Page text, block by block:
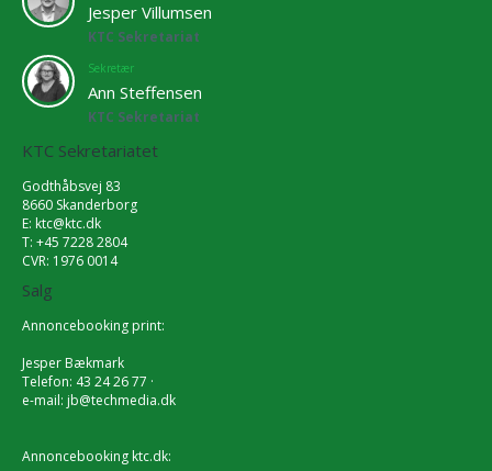
Jesper Villumsen
KTC Sekretariat
Sekretær
Ann Steffensen
KTC Sekretariat
KTC Sekretariatet
Godthåbsvej 83
8660 Skanderborg
E: ktc@ktc.dk
T: +45 7228 2804
CVR: 1976 0014
Salg
Annoncebooking print:
Jesper Bækmark
Telefon: 43 24 26 77 ·
e-mail: jb@techmedia.dk
Annoncebooking ktc.dk: